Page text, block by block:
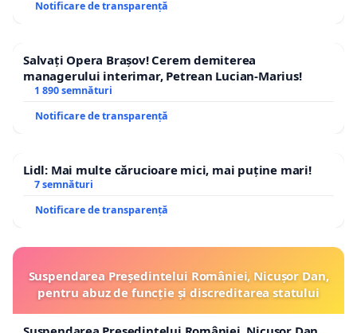
Notificare de transparență
Salvați Opera Brașov! Cerem demiterea
managerului interimar, Petrean Lucian-Marius!
1 890 semnături
Notificare de transparență
Lidl: Mai multe cărucioare mici, mai puține mari!
7 semnături
Notificare de transparență
Suspendarea Președintelui României, Nicușor Dan,
pentru abuz de funcție și discreditarea statului